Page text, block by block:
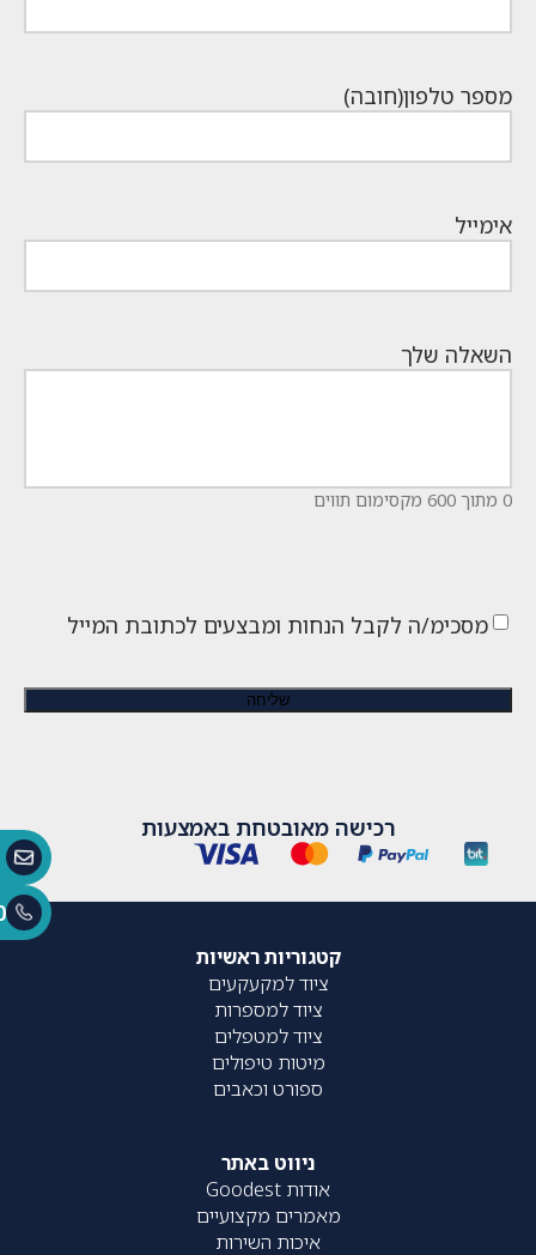
מספר טלפון(חובה)
אימייל
השאלה שלך
0 מתוך 600 מקסימום תווים
מסכימ/ה לקבל הנחות ומבצעים לכתובת המייל
רכישה מאובטחת באמצעות
קטגוריות ראשיות
ציוד למקעקעים
ציוד למספרות
ציוד למטפלים
מיטות טיפולים
ספורט וכאבים
ניווט באתר
אודות Goodest
מאמרים מקצועיים
איכות השירות